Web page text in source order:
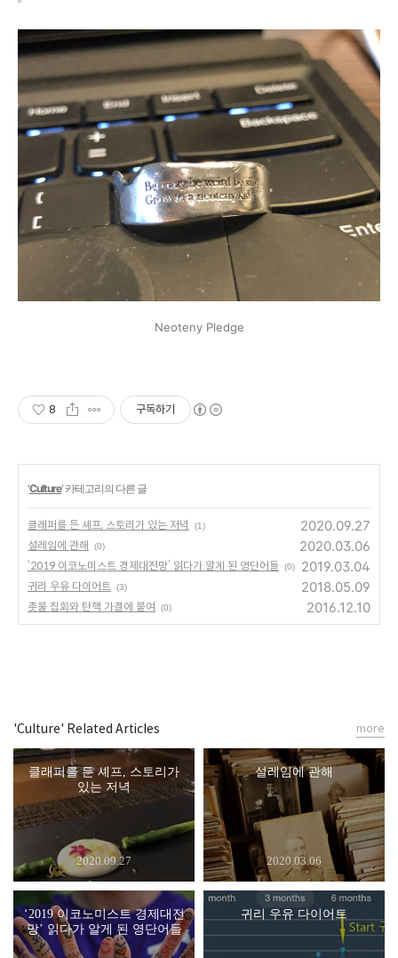
Neoteny Pledge
8 구독하기
'Culture' 카테고리의 다른 글
클래퍼를 든 셰프, 스토리가 있는 저녁 (1) 2020.09.27
설레임에 관해 (0) 2020.03.06
‘2019 이코노미스트 경제대전망’ 읽다가 알게 된 영단어들 (0) 2019.03.04
귀리 우유 다이어트 (3) 2018.05.09
촛불 집회와 탄핵 가결에 붙여 (0) 2016.12.10
'Culture' Related Articles
클래퍼를 든 셰프, 스토리가
있는 저녁
2020.09.27
설레임에 관해
2020.03.06
‘2019 이코노미스트 경제대전
망’ 읽다가 알게 된 영단어들
귀리 우유 다이어트
more